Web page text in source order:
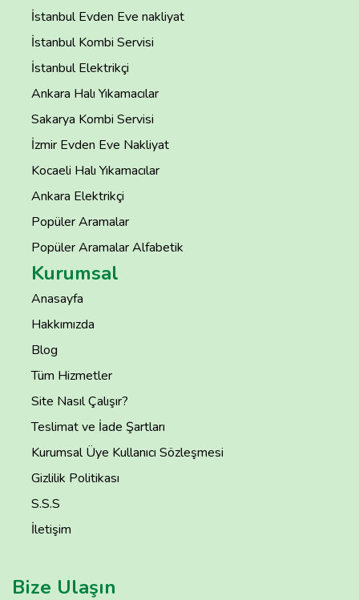
İstanbul Evden Eve nakliyat
İstanbul Kombi Servisi
İstanbul Elektrikçi
Ankara Halı Yıkamacılar
Sakarya Kombi Servisi
İzmir Evden Eve Nakliyat
Kocaeli Halı Yıkamacılar
Ankara Elektrikçi
Popüler Aramalar
Popüler Aramalar Alfabetik
Kurumsal
Anasayfa
Hakkımızda
Blog
Tüm Hizmetler
Site Nasıl Çalışır?
Teslimat ve İade Şartları
Kurumsal Üye Kullanıcı Sözleşmesi
Gizlilik Politikası
S.S.S
İletişim
Bize Ulaşın